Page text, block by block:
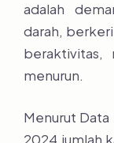
adalah
darah,
menurun.
Menurut Data
2024 jumlah